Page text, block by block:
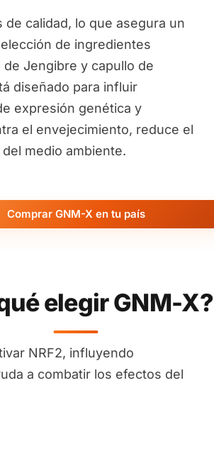
calidad, lo que asegura un
de ingredientes
Jengibre y capullo de
diseñado para influir
expresión genética y
el envejecimiento, reduce el
medio ambiente.
Comprar GNM-X en tu país
elegir GNM-X?
NRF2, influyendo
a combatir los efectos del